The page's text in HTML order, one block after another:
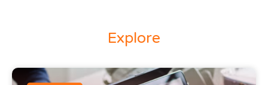
Explore